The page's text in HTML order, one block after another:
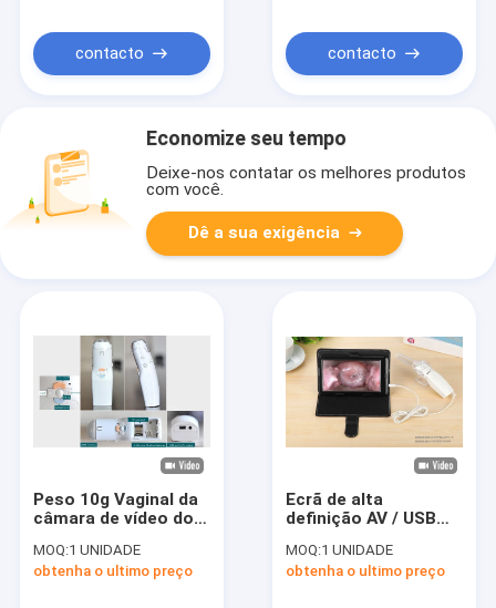
126×40×34mm
contacto contacto
Economize seu tempo
Deixe-nos contatar os melhores produtos
com você.
Dê a sua exigência
Peso 10g Vaginal da
câmara de vídeo do
eletrônico Handheld
de Digitas do Auto-
MOQ:1 UNIDADE
obtenha o ultimo preço
Ecrã de alta
definição AV / USB
Digital eletrônico
colposcópio
MOQ:1 UNIDADE
obtenha o ultimo preço